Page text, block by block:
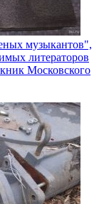
музыкантов",
литераторов
Московского